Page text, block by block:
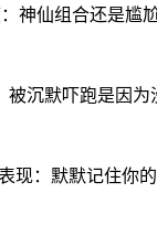
神仙组合还是尴
沉默吓跑是因为
现：默默记住你